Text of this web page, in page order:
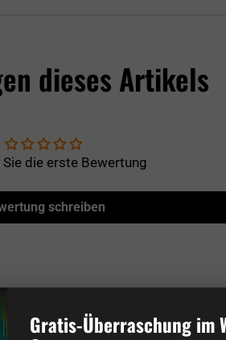
dieses Artikels
die erste Bewertung
schreiben
Bewertungen
Gratis-Überraschung im